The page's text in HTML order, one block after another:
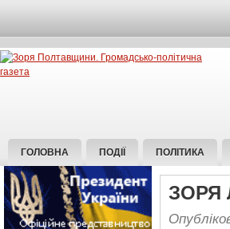
ГОЛОВНА ПОДІЇ ПОЛІТИКА
ЗОРЯ